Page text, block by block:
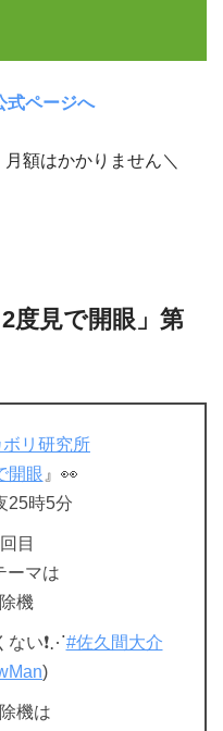
式ページへ
額はかかりません＼
度見で開眼」第
リ研究所
開眼 』👀
25時5分
目
ーマは
機
い❗️⋰#佐久間大介
)
機は